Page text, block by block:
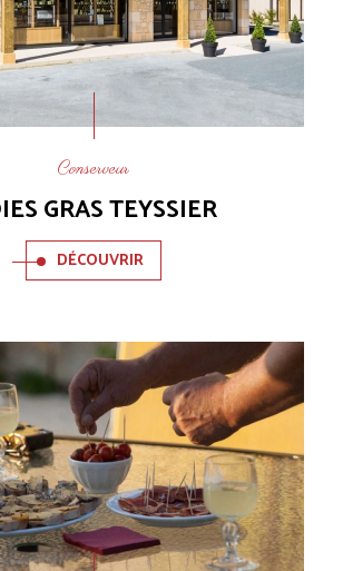
Conserveur
GRAS TEYSSIER
DÉCOUVRIR